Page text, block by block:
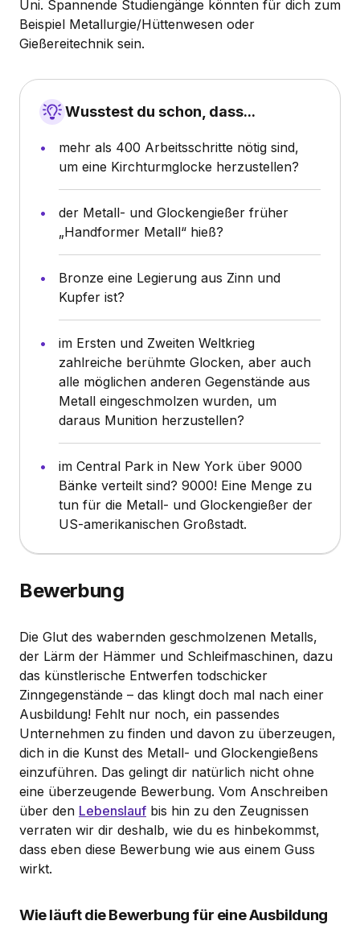
Uni. Spannende Studiengänge könnten für dich zum
Beispiel Metallurgie/Hüttenwesen oder
Gießereitechnik sein.
Wusstest du schon, dass...
mehr als 400 Arbeitsschritte nötig sind,
um eine Kirchturmglocke herzustellen?
der Metall- und Glockengießer früher
„Handformer Metall“ hieß?
Bronze eine Legierung aus Zinn und
Kupfer ist?
im Ersten und Zweiten Weltkrieg
zahlreiche berühmte Glocken, aber auch
alle möglichen anderen Gegenstände aus
Metall eingeschmolzen wurden, um
daraus Munition herzustellen?
im Central Park in New York über 9000
Bänke verteilt sind? 9000! Eine Menge zu
tun für die Metall- und Glockengießer der
US-amerikanischen Großstadt.
Bewerbung
Die Glut des wabernden geschmolzenen Metalls,
der Lärm der Hämmer und Schleifmaschinen, dazu
das künstlerische Entwerfen todschicker
Zinngegenstände – das klingt doch mal nach einer
Ausbildung! Fehlt nur noch, ein passendes
Unternehmen zu finden und davon zu überzeugen,
dich in die Kunst des Metall- und Glockengießens
einzuführen. Das gelingt dir natürlich nicht ohne
eine überzeugende Bewerbung. Vom Anschreiben
über den Lebenslauf bis hin zu den Zeugnissen
verraten wir dir deshalb, wie du es hinbekommst,
dass eben diese Bewerbung wie aus einem Guss
wirkt.
Wie läuft die Bewerbung für eine Ausbildung